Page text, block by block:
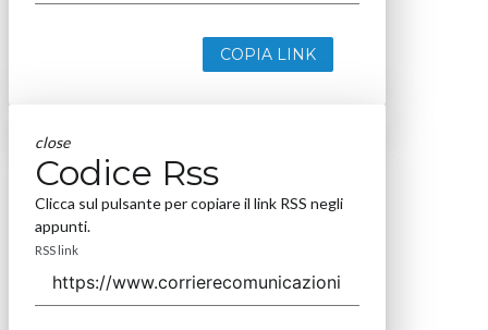
COPIA LINK
close
Codice Rss
Clicca sul pulsante per copiare il link RSS negli
appunti.
RSS link